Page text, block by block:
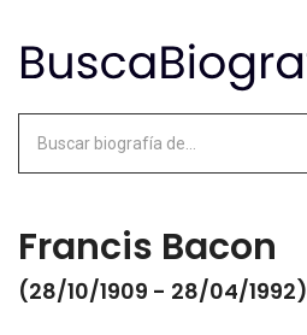
Francis Bacon
(28/10/1909 - 28/04/1992)